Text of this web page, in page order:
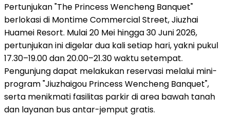
Pertunjukan "The Princess Wencheng Banquet"
berlokasi di Montime Commercial Street, Jiuzhai
Huamei Resort. Mulai 20 Mei hingga 30 Juni 2026,
pertunjukan ini digelar dua kali setiap hari, yakni pukul
17.30–19.00 dan 20.00–21.30 waktu setempat.
Pengunjung dapat melakukan reservasi melalui mini-
program "Jiuzhaigou Princess Wencheng Banquet",
serta menikmati fasilitas parkir di area bawah tanah
dan layanan bus antar-jemput gratis.